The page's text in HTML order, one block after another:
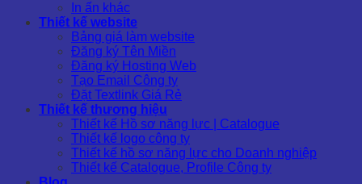
In ấn khác
Thiết kế website
Bảng giá làm website
Đăng ký Tên Miền
Đăng ký Hosting Web
Tạo Email Công ty
Đặt Textlink Giá Rẻ
Thiết kế thương hiệu
Thiết kế Hồ sơ năng lực | Catalogue
Thiết kế logo công ty
Thiết kế hồ sơ năng lực cho Doanh nghiệp
Thiết kế Catalogue, Profile Công ty